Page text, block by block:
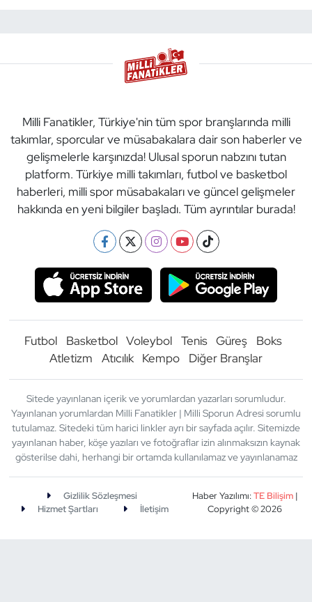
Milli Fanatikler, Türkiye'nin tüm spor branşlarında milli
takımlar, sporcular ve müsabakalara dair son haberler ve
gelişmelerle karşınızda! Ulusal sporun nabzını tutan
platform. Türkiye milli takımları, futbol ve basketbol
haberleri, milli spor müsabakaları ve güncel gelişmeler
hakkında en yeni bilgiler başladı. Tüm ayrıntılar burada!
Futbol Basketbol Voleybol Tenis Güreş
Boks
Atletizm
Atıcılık Kempo Diğer Branşlar
Sitede yayınlanan içerik ve yorumlardan yazarları sorumludur.
Yayınlanan yorumlardan Milli Fanatikler | Milli Sporun Adresi sorumlu
tutulamaz. Sitedeki tüm harici linkler ayrı bir sayfada açılır. Sitemizde
yayınlanan haber, köşe yazıları ve fotoğraflar izin alınmaksızın kaynak
gösterilse dahi, herhangi bir ortamda kullanılamaz ve yayınlanamaz
Gizlilik Sözleşmesi
Hizmet Şartları
İletişim
Haber Yazılımı:TE Bilişim|
Copyright © 2026